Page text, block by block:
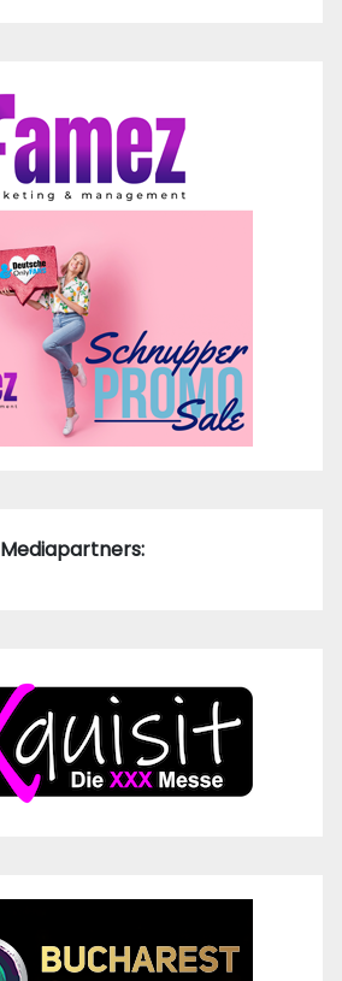
Mediapartners: